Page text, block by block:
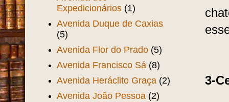
3-
Expedicionários (1)
Avenida Duque de Caxias
(5)
Avenida Flor do Prado (5)
Avenida Francisco Sá (8)
Avenida Heráclito Graça (2)
Avenida João Pessoa (2)